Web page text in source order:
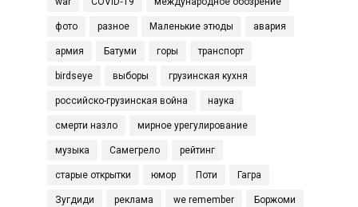
фото разное Маленькие этюды авария
армия Батуми горы транспорт
birdseye выборы грузинская кухня
российско-грузинская война наука
смерти назло мирное урегулирование
музыка Самегрело рейтинг
старые открытки юмор Поти Гагра
Зугдиди реклама we remember Боржоми